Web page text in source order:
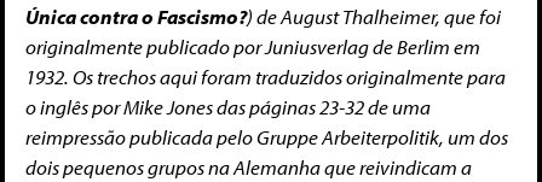
Única contra o Fascismo?) de August Thalheimer, que foi
originalmente publicado por Juniusverlag de Berlim em
1932. Os trechos aqui foram traduzidos originalmente para
o inglês por Mike Jones das páginas 23-32 de uma
reimpressão publicada pelo Gruppe Arbeiterpolitik, um dos
dois pequenos grupos na Alemanha que reivindicam a